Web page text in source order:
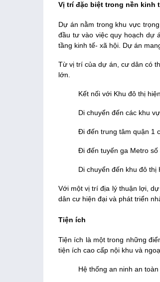
Vị trí đặc biệt trong nền kinh
Dự án nằm trong khu vực
đầu tư vào việc quy hoạch dự
tầng kinh tế- xã hội. Dự án
Từ vị trí của dự án, cư dân có
lớn.
Kết nối với Khu đô thị
Di chuyển đến các khu
Đi đến trung tâm quận 1
Đi đến tuyến ga Metro số
Di chuyển đến khu đô thị
Với một vị trí địa lý thuận lợi,
dân cư hiện đại và phát triển
Tiện ích
Tiện ích là một trong những
tiện ích cao cấp nội khu và
Hệ thống an ninh an